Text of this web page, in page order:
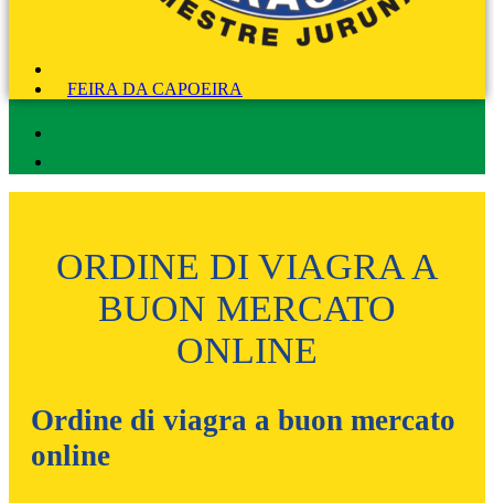
FEIRA DA CAPOEIRA
ORDINE DI VIAGRA A
BUON MERCATO
ONLINE
Ordine di viagra a buon mercato
online